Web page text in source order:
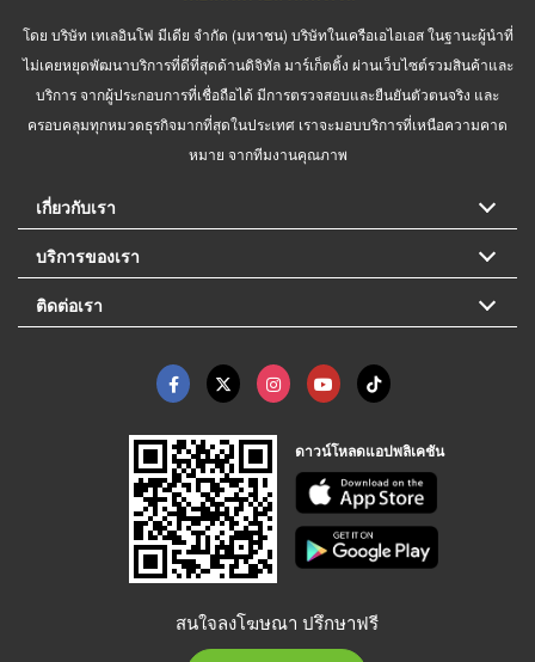
โดย บริษัท เทเลอินโฟ มีเดีย จำกัด (มหาชน) บริษัทในเครือเอไอเอส ในฐานะผู้นำที่
ไม่เคยหยุดพัฒนาบริการที่ดีที่สุดด้านดิจิทัล มาร์เก็ตติ้ง ผ่านเว็บไซต์รวมสินค้าและ
บริการ จากผู้ประกอบการที่เชื่อถือได้ มีการตรวจสอบและยืนยันตัวตนจริง และ
ครอบคลุมทุกหมวดธุรกิจมากที่สุดในประเทศ เราจะมอบบริการที่เหนือความคาด
หมาย จากทีมงานคุณภาพ
เกี่ยวกับเรา
บริการของเรา
ติดต่อเรา
ดาวน์โหลดแอปพลิเคชัน
สนใจลงโฆษณา ปรึกษาฟรี